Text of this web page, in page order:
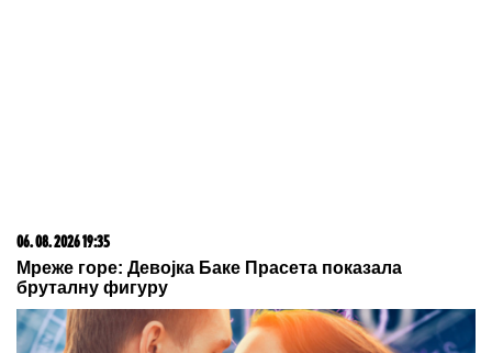
06. 08. 2026 19:35
Мреже горе: Девојка Баке Прасета показала
бруталну фигуру